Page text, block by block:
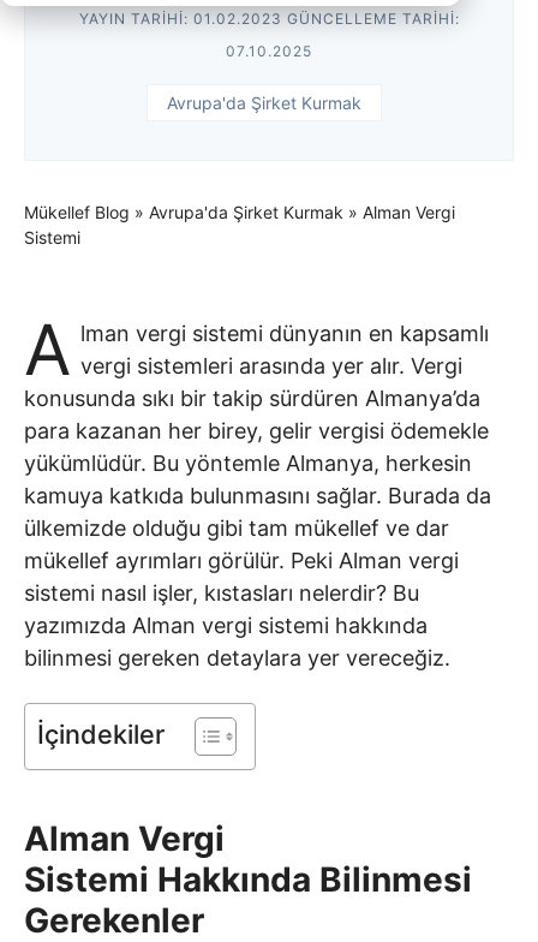
YAYIN TARIHI: 01.02.2023 GÜNCELLEME TARIHI:
07.10.2025
Avrupa'da Şirket Kurmak
Mükellef Blog » Avrupa'da Şirket Kurmak » Alman Vergi
Sistemi
A lman vergi sistemi dünyanın en kapsamlı
vergi sistemleri arasında yer alır. Vergi
konusunda sıkı bir takip sürdüren Almanya’da
para kazanan her birey, gelir vergisi ödemekle
yükümlüdür. Bu yöntemle Almanya, herkesin
kamuya katkıda bulunmasını sağlar. Burada da
ülkemizde olduğu gibi tam mükellef ve dar
mükellef ayrımları görülür. Peki Alman vergi
sistemi nasıl işler, kıstasları nelerdir? Bu
yazımızda Alman vergi sistemi hakkında
bilinmesi gereken detaylara yer vereceğiz.
İçindekiler
Alman Vergi
Sistemi Hakkında Bilinmesi
Gerekenler